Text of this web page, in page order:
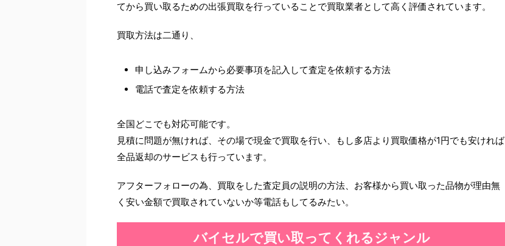
てから買い取るための出張買取を行っていることで買取業者として高く評価されています。
買取方法は二通り、
申し込みフォームから必要事項を記入して査定を依頼する方法
電話で査定を依頼する方法
全国どこでも対応可能です。
見積に問題が無ければ、その場で現金で買取を行い、もし多店より買取価格が1円でも安ければ
全品返却のサービスも行っています。
アフターフォローの為、買取をした査定員の説明の方法、お客様から買い取った品物が理由無
く安い金額で買取されていないか等電話もしてるみたい。
バイセルで買い取ってくれるジャンル